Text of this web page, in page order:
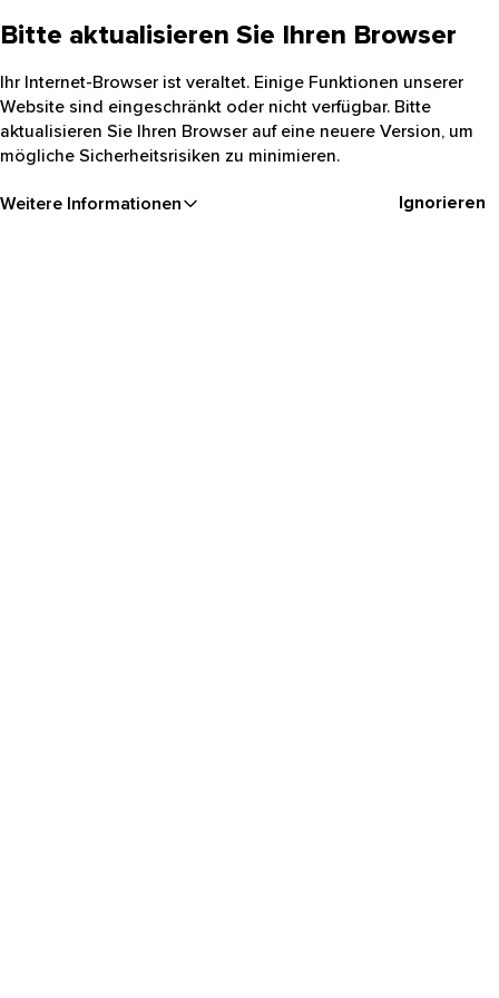
Bitte aktualisieren Sie Ihren Browser
Ihr Internet-Browser ist veraltet. Einige Funktionen unserer
Website sind eingeschränkt oder nicht verfügbar. Bitte
aktualisieren Sie Ihren Browser auf eine neuere Version, um
mögliche Sicherheitsrisiken zu minimieren.
Weitere Informationen Ignorieren